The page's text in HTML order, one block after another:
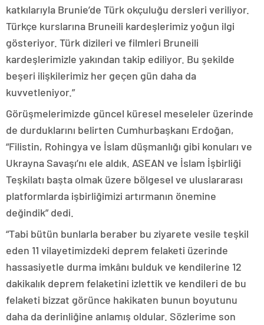
katkılarıyla Brunie’de Türk okçuluğu dersleri veriliyor.
Türkçe kurslarına Bruneili kardeşlerimiz yoğun ilgi
gösteriyor. Türk dizileri ve filmleri Bruneili
kardeşlerimizle yakından takip ediliyor. Bu şekilde
beşeri ilişkilerimiz her geçen gün daha da
kuvvetleniyor.”
Görüşmelerimizde güncel küresel meseleler üzerinde
de durduklarını belirten Cumhurbaşkanı Erdoğan,
“Filistin, Rohingya ve İslam düşmanlığı gibi konuları ve
Ukrayna Savaşı’nı ele aldık. ASEAN ve İslam İşbirliği
Teşkilatı başta olmak üzere bölgesel ve uluslararası
platformlarda işbirliğimizi artırmanın önemine
değindik” dedi.
“Tabi bütün bunlarla beraber bu ziyarete vesile teşkil
eden 11 vilayetimizdeki deprem felaketi üzerinde
hassasiyetle durma imkânı bulduk ve kendilerine 12
dakikalık deprem felaketini izlettik ve kendileri de bu
felaketi bizzat görünce hakikaten bunun boyutunu
daha da derinliğine anlamış oldular. Sözlerime son